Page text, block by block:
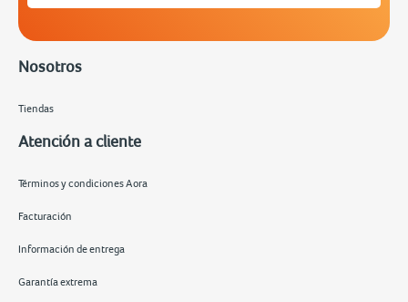
Nosotros
Tiendas
Atención a cliente
Términos y condiciones Aora
Facturación
Información de entrega
Garantía extrema